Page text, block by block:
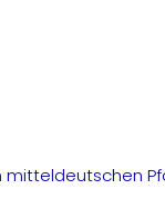
mitteldeutschen